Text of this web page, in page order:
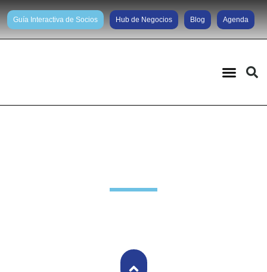
Guía Interactiva de Socios Hub de Negocios Blog Agenda